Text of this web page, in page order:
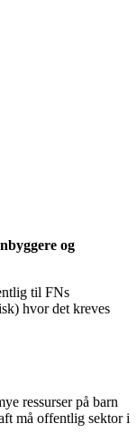
og
til FNs
hvor det kreves
ressurser på barn
må offentlig sektor i